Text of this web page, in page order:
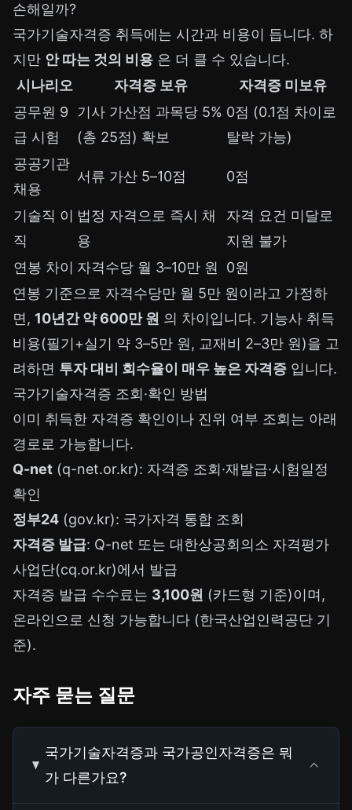
손해일까?
국가기술자격증 취득에는 시간과 비용이 듭니다. 하
지만 안 따는 것의 비용 은 더 클 수 있습니다.
시나리오
자격증 보유
자격증 미보유
공무원 9
급 시험
기사 가산점 과목당 5%
(총 25점) 확보
0점 (0.1점 차이로
탈락 가능)
공공기관
채용
서류 가산 5–10점 0점
기술직 이
직
법정 자격으로 즉시 채
용
자격 요건 미달로
지원 불가
연봉 차이 자격수당 월 3–10만 원
0원
연봉 기준으로 자격수당만 월 5만 원이라고 가정하
면, 10년간 약 600만 원 의 차이입니다. 기능사 취득
비용(필기+실기 약 3–5만 원, 교재비 2–3만 원)을 고
려하면 투자 대비 회수율이 매우 높은 자격증 입니다.
국가기술자격증 조회·확인 방법
이미 취득한 자격증 확인이나 진위 여부 조회는 아래
경로로 가능합니다.
Q-net (q-net.or.kr): 자격증 조회·재발급·시험일정
확인
정부24 (gov.kr): 국가자격 통합 조회
자격증 발급: Q-net 또는 대한상공회의소 자격평가
사업단(cq.or.kr)에서 발급
자격증 발급 수수료는 3,100원 (카드형 기준)이며,
온라인으로 신청 가능합니다 (한국산업인력공단 기
준).
자주 묻는 질문
국가기술자격증과 국가공인자격증은 뭐
가 다른가요?